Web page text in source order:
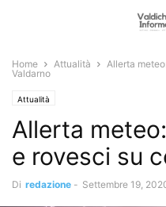
Home Attualità
Allerta
Valdarno
Attualità
Allerta
e rovesci su
Di redazione - Settembre 19,